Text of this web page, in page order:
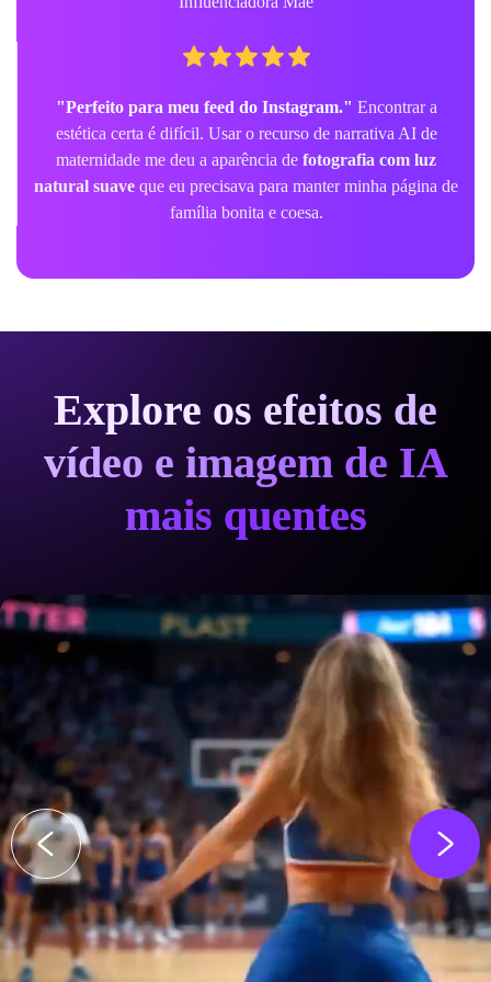
"Perfeito para meu feed do Instagram." Encontrar a
estética certa é difícil. Usar o recurso de narrativa AI de
maternidade me deu a aparência de fotografia com luz
natural suave que eu precisava para manter minha página de
família bonita e coesa.
Explore os efeitos de
vídeo e imagem de IA
mais quentes